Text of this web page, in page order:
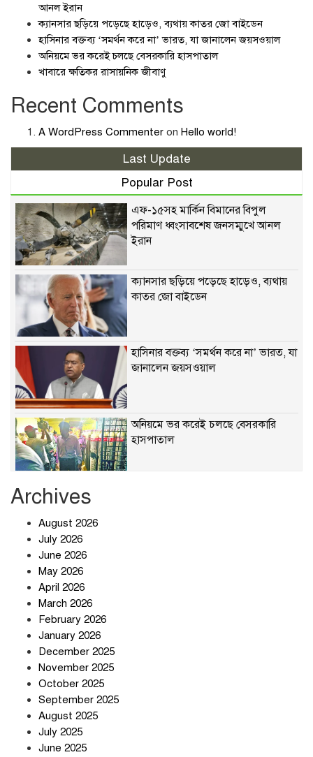
আনল ইরান
ক্যানসার ছড়িয়ে পড়েছে হাড়েও, ব্যথায় কাতর জো বাইডেন
হাসিনার বক্তব্য ‘সমর্থন করে না’ ভারত, যা জানালেন জয়সওয়াল
অনিয়মে ভর করেই চলছে বেসরকারি হাসপাতাল
খাবারে ক্ষতিকর রাসায়নিক জীবাণু
Recent Comments
A WordPress Commenter on Hello world!
Last Update
Popular Post
এফ-১৫সহ মার্কিন বিমানের বিপুল
পরিমাণ ধ্বংসাবশেষ জনসম্মুখে আনল
ইরান
ক্যানসার ছড়িয়ে পড়েছে হাড়েও, ব্যথায়
কাতর জো বাইডেন
হাসিনার বক্তব্য ‘সমর্থন করে না’ ভারত, যা
জানালেন জয়সওয়াল
অনিয়মে ভর করেই চলছে বেসরকারি
হাসপাতাল
Archives
August 2026
July 2026
June 2026
May 2026
April 2026
March 2026
February 2026
January 2026
December 2025
November 2025
October 2025
September 2025
August 2025
July 2025
June 2025